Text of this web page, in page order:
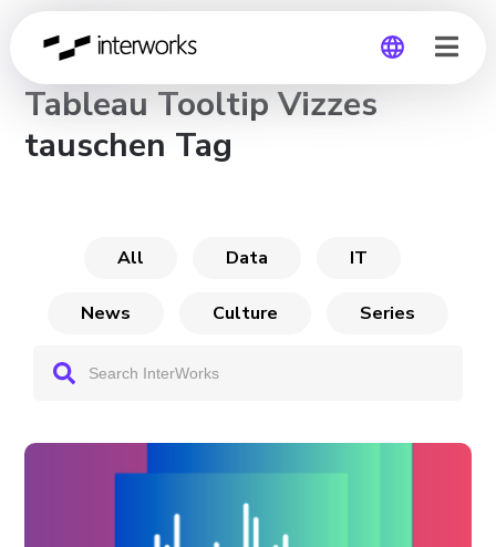
Global
CHANNEL
Tableau Tooltip Vizzes
tauschen Tag
All Data IT
News Culture Series